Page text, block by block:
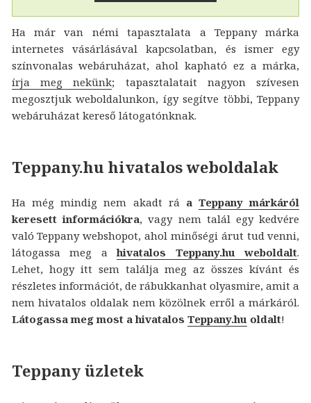
Ha már van némi tapasztalata a Teppany márka
internetes vásárlásával kapcsolatban, és ismer egy
színvonalas webáruházat, ahol kapható ez a márka,
írja meg nekünk; tapasztalatait nagyon szívesen
megosztjuk weboldalunkon, így segítve többi, Teppany
webáruházat kereső látogatónknak.
Teppany.hu hivatalos weboldalak
Ha még mindig nem akadt rá aTeppany márkáról
keresett információkra, vagy nem talál egy kedvére
való Teppany webshopot, ahol minőségi árut tud venni,
látogassa meg ahivatalos Teppany.hu weboldalt.
Lehet, hogy itt sem találja meg az összes kívánt és
részletes információt, de rábukkanhat olyasmire, amit a
nem hivatalos oldalak nem közölnek erről a márkáról.
Látogassa meg most a hivatalos Teppany.hu oldalt!
Teppany üzletek